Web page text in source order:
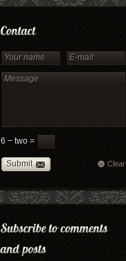
6 − two =
Submit Clear